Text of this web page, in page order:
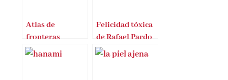
Atlas de
fronteras
insólitas de
Felicidad tóxica
de Rafael Pardo